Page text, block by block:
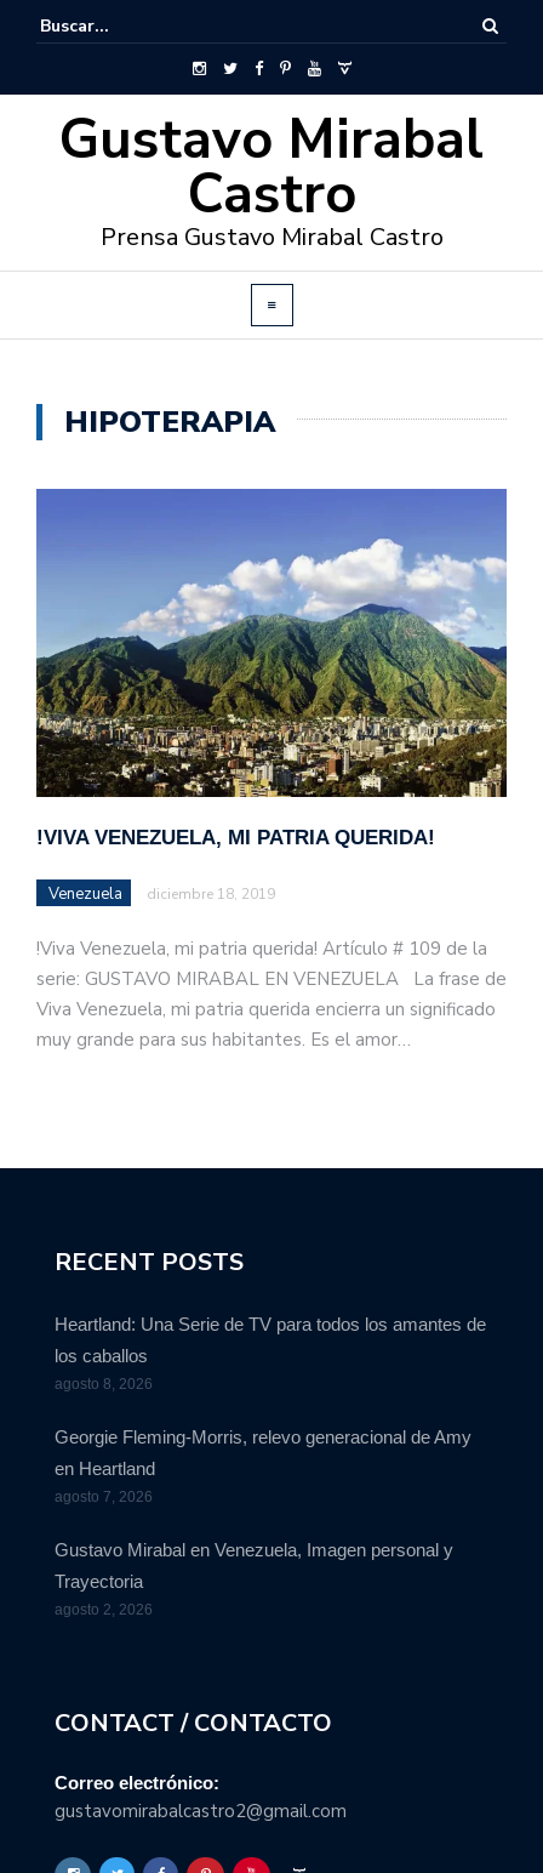
Gustavo Mirabal
Castro
Prensa Gustavo Mirabal Castro
HIPOTERAPIA
!VIVA VENEZUELA, MI PATRIA QUERIDA!
Venezuela diciembre 18, 2019
!Viva Venezuela, mi patria querida! Artículo # 109 de la
serie: GUSTAVO MIRABAL EN VENEZUELA La frase de
Viva Venezuela, mi patria querida encierra un significado
muy grande para sus habitantes. Es el amor…
RECENT POSTS
Heartland: Una Serie de TV para todos los amantes de
los caballos
agosto 8, 2026
Georgie Fleming-Morris, relevo generacional de Amy
en Heartland
agosto 7, 2026
Gustavo Mirabal en Venezuela, Imagen personal y
Trayectoria
agosto 2, 2026
CONTACT / CONTACTO
Correo electrónico:
gustavomirabalcastro2@gmail.com